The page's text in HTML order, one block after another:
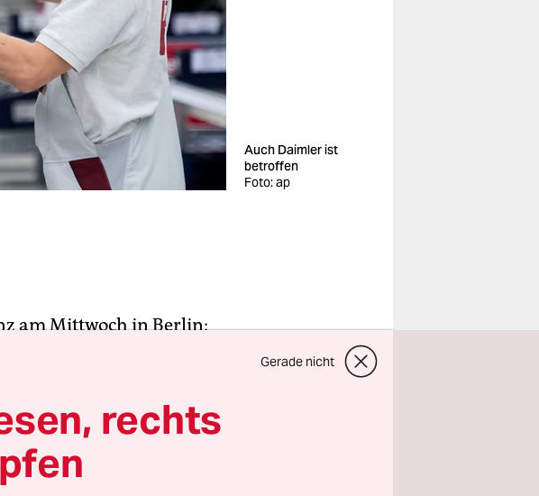
Auch Daimler ist
betroffen
Foto: ap
am Mittwoch in Berlin:
um über neue
Etwa die Hälfte
sondern
Mit Mobiltelefonen
auf und
Als dieser
Gerade nicht
rechts